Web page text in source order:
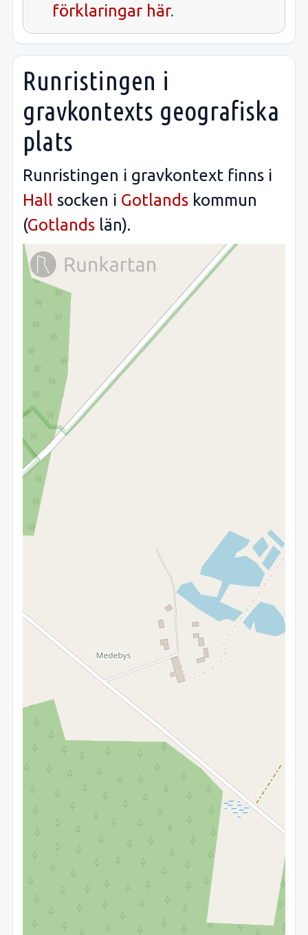
förklaringar här.
Runristingen i
gravkontexts geografiska
plats
Runristingen i gravkontext finns i
Hall socken i Gotlands kommun
(Gotlands län).